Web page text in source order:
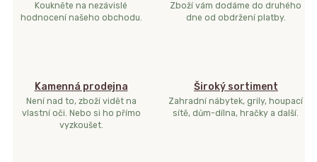
Koukněte na nezávislé
hodnocení našeho obchodu.
Zboží vám dodáme do druhého
dne od obdržení platby.
Kamenná prodejna
Není nad to, zboží vidět na
vlastní oči. Nebo si ho přímo
vyzkoušet.
Široký sortiment
Zahradní nábytek, grily, houpací
sítě, dům-dílna, hračky a další.